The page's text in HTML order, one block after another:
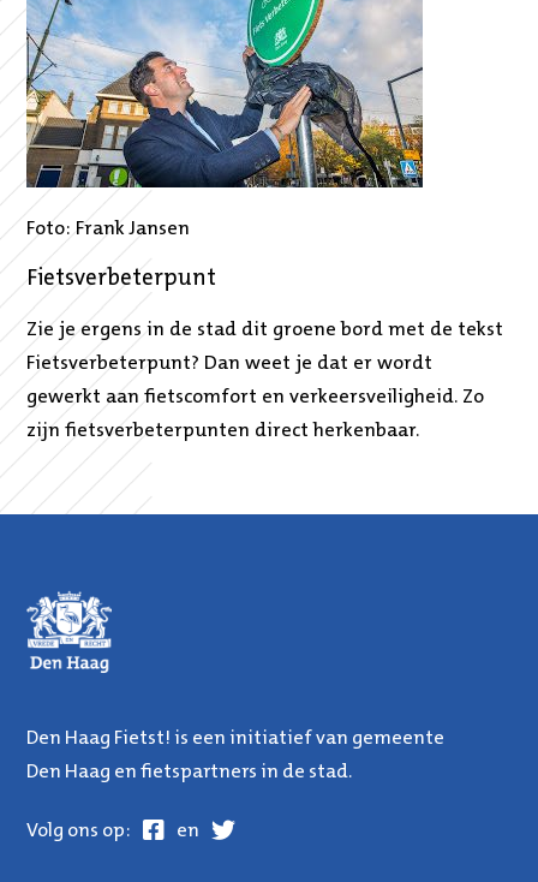
Foto: Frank Jansen
Fietsverbeterpunt
Zie je ergens in de stad dit groene bord met de tekst
Fietsverbeterpunt? Dan weet je dat er wordt
gewerkt aan fietscomfort en verkeersveiligheid. Zo
zijn fietsverbeterpunten direct herkenbaar.
Den Haag Fietst! is een initiatief van gemeente
Den Haag en fietspartners in de stad.
Volg ons op: Facebook
en Twitter